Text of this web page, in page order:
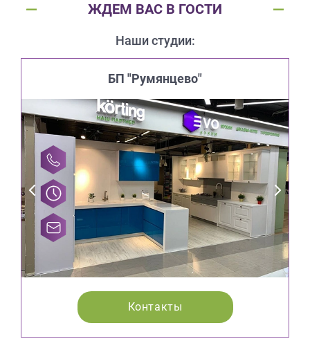
ЖДЕМ ВАС В ГОСТИ
Наши студии:
БП "Румянцево"
Контакты